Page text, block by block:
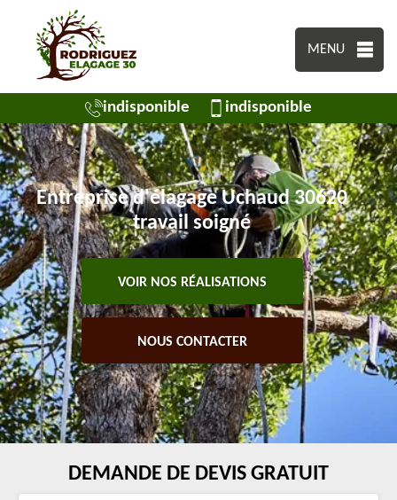
MENU
indisponible indisponible
Entreprise d'élagage Uchaud 30620
travail soigné
VOIR NOS RÉALISATIONS
NOUS CONTACTER
DEMANDE DE DEVIS GRATUIT